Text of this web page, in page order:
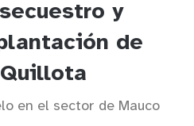
y
de
en el sector de Mauco